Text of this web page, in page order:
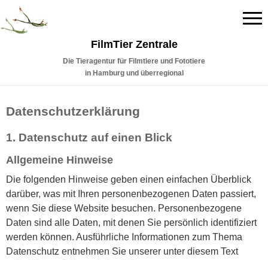
FilmTier Zentrale
Die Tieragentur für Filmtiere und Fototiere
in Hamburg und überregional
Datenschutzerklärung
1. Datenschutz auf einen Blick
Allgemeine Hinweise
Die folgenden Hinweise geben einen einfachen Überblick
darüber, was mit Ihren personenbezogenen Daten passiert,
wenn Sie diese Website besuchen. Personenbezogene
Daten sind alle Daten, mit denen Sie persönlich identifiziert
werden können. Ausführliche Informationen zum Thema
Datenschutz entnehmen Sie unserer unter diesem Text